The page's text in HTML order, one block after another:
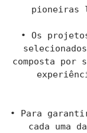
pioneiras
• Os
composta por
• Para
cada uma